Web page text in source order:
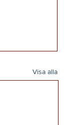
Visa alla